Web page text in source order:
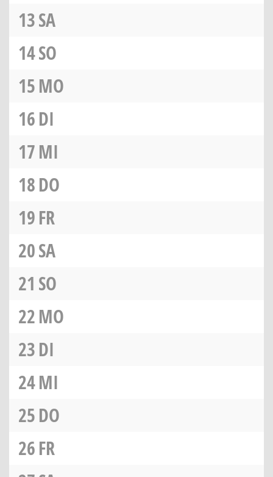
13SA
14SO
15MO
16DI
17MI
18DO
19FR
20SA
21 SO
22MO
23DI
24MI
25DO
26FR